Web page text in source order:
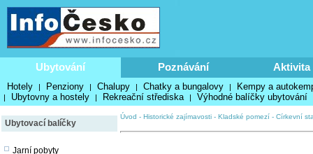
Ubytování Poznávání Aktivita
Hotely | Penziony | Chalupy | Chatky a bungalovy | Kempy a
| Ubytovny a hostely | Rekreační střediska | Výhodné balíčky ubytování
Ubytovací balíčky
Jarní pobyty
Úvod - Historické zajímavosti - Kladské pomezí - Církevní